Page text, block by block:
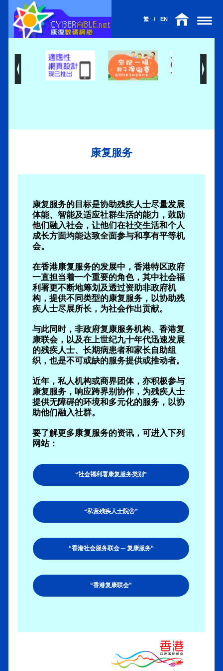
繁 / EN
康复服务
康复服务的目标是协助残疾人士尽量发展
体能、智能及适应社群生活的能力，鼓励
他们融入社会，让他们在社交生活和个人
成长方面均能达致全面参与和享有平等机
会。
在香港康复服务的发展中，香港特区政府
一直担当着一个重要的角色，其中社会福
利署更不断地筹划及透过资助非政府机
构，提供不同类型的康复服务，以协助残
疾人士尽展所长，为社会作出贡献。
与此同时，非政府复康服务机构、香港复
康联会，以及在上世纪九十年代迅速发展
的残疾人士、长期病患者和家长自助组
织，也是不可或缺的服务提供或推动者。
近年，私人机构或商界团体，亦积极参与
康复服务，响应跨界别协作，为残疾人士
提供无障碍的环境和多元化的服务，以协
助他们融入社群。
要了解更多康复服务的资讯，可进入下列
网站：
“社会福利署康复服务类别”
“私营残疾人士院舍”
“香港社会服务联会 ─ 复康服务”
“香港复康联会”